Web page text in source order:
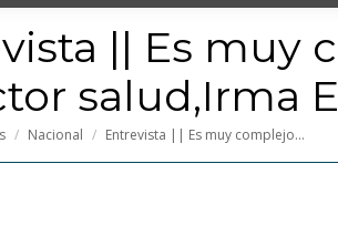
|| Es muy
salud,Irma
Nacional Entrevista || Es muy complejo…